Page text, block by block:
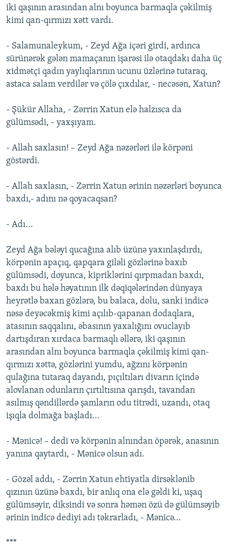
iki qaşının arasından alnı boyunca barmaqla çəkilmiş
kimi qan-qırmızı xətt vardı.
- Salamunaleykum, - Zeyd Ağa içəri girdi, ardınca
sürünərək gələn mamaçanın işarəsi ilə otaqdakı daha üç
xidmətçi qadın yaylıqlarının ucunu üzlərinə tutaraq,
astaca salam verdilər və çölə çıxdılar, - necəsən, Xatun?
- Şükür Allaha, - Zərrin Xatun elə halzısca da
gülümsədi, - yaxşıyam.
- Allah saxlasın! – Zeyd Ağa nəzərləri ilə körpəni
göstərdi.
- Allah saxlasın, - Zərrin Xatun ərinin nəzərləri boyunca
baxdı,- adını nə qoyacaqsan?
- Adı...
Zeyd Ağa bələyi qucağına alıb üzünə yaxınlaşdırdı,
körpənin apaçıq, qapqara giləli gözlərinə baxıb
gülümsədi, doyunca, kipriklərini qırpmadan baxdı,
baxdı bu hələ həyatının ilk dəqiqələrindən dünyaya
heyrətlə baxan gözlərə, bu balaca, dolu, sanki indicə
nəsə deyəcəkmiş kimi açılıb-qapanan dodaqlara,
atasının saqqalını, əbasının yaxalığını ovuclayıb
dartışdıran xırdaca barmaqlı əllərə, iki qaşının
arasından alnı boyunca barmaqla çəkilmiş kimi qan-
qırmızı xəttə, gözlərini yumdu, ağzını körpənin
qulağına tutaraq dayandı, pıçıltıları divarın içində
alovlanan odunların çırtıltısına qarışdı, tavandan
asılmış qəndillərdə şamların odu titrədi, uzandı, otaq
işıqla dolmağa başladı...
- Mənicə! – dedi və körpənin alnından öpərək, anasının
yanına qaytardı, - Mənicə olsun adı.
- Gözəl addı, - Zərrin Xatun ehtiyatla dirsəklənib
qızının üzünə baxdı, bir anlıq ona elə gəldi ki, uşaq
gülümsəyir, diksindi və sonra həmən özü də gülümsəyib
ərinin indicə dediyi adı təkrarladı, - Mənicə...
***